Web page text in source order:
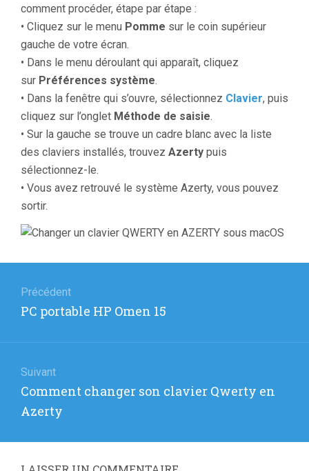
comment procéder, étape par étape :
• Cliquez sur le menu Pomme sur le coin supérieur
gauche de votre écran.
• Dans le menu déroulant qui apparaît, cliquez
sur Préférences système.
• Dans la fenêtre qui s’ouvre, sélectionnez Clavier, puis
cliquez sur l’onglet Méthode de saisie.
• Sur la gauche se trouve un cadre blanc avec la liste
des claviers installés, trouvez Azerty puis
sélectionnez-le.
• Vous avez retrouvé le système Azerty, vous pouvez
sortir.
de
l’article
Précédent
Article
PC portable HP Omen 15
Suivant
Article
suivant
Comment changer son clavier Qwerty en
Azerty